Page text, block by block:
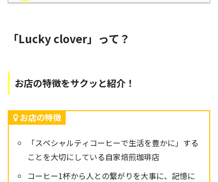
「Lucky clover」って？
お店の特徴をサクッと紹介！
お店の特徴
「スペシャルティコーヒーで生活を豊かに」する
ことを大切にしている自家焙煎珈琲店
コーヒー1杯から人との繋がりを大事に、記憶に